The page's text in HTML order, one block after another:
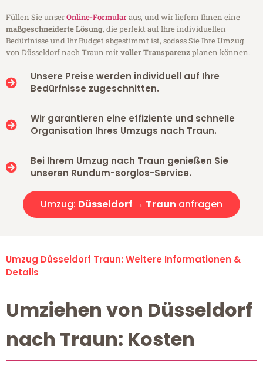
Füllen Sie unserOnline-Formularaus, und wir liefern Ihnen eine
maßgeschneiderte Lösung, die perfekt auf Ihre individuellen
Bedürfnisse und Ihr Budget abgestimmt ist, sodass Sie Ihre Umzug
von Düsseldorf nach Traun mitvoller Transparenzplanen können.
Unsere Preise werden individuell auf Ihre
Bedürfnisse zugeschnitten.
Wir garantieren eine effiziente und schnelle
Organisation Ihres Umzugs nach Traun.
Bei Ihrem Umzug nach Traun genießen Sie
unseren Rundum-sorglos-Service.
Umzug: Düsseldorf → Traun anfragen
Umzug Düsseldorf Traun: Weitere Informationen &
Details
Umziehen von Düsseldorf
nach Traun: Kosten